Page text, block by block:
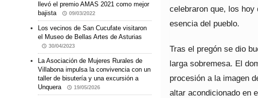
celebraron que, los
esencia del pueblo.
Tras el pregón se dio
larga sobremesa. El
procesión a la imagen
altar acondicionado en
llevó el premio AMAS 2021 como mejor
bajista
09/03/2022
Los vecinos de San Cucufate visitaron
el Museo de Bellas Artes de Asturias
30/04/2023
La Asociación de Mujeres Rurales de
Villabona impulsa la convivencia con un
taller de bisutería y una excursión a
Unquera
19/05/2026